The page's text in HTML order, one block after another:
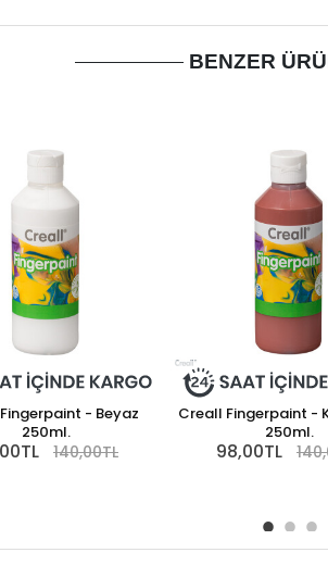
BENZER
- Beyaz
250ml.
140,00TL
Creall Fingerpaint -
250ml.
98,00TL